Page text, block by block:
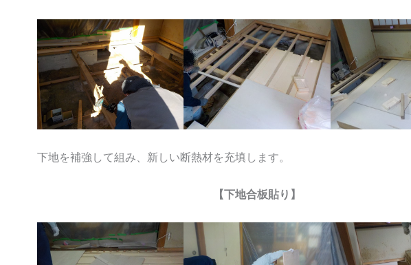
下地を補強して組み、新しい断熱材を充填します。
【下地合板貼り】